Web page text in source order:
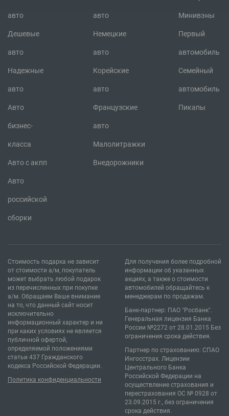
авто
Дешевые
авто
Надежные
авто
Авто
бизнес-
класса
Авто с акпп
Авто
российской
сборки
авто
Немецкие
авто
Корейские
авто
Французские
авто
Малолитражки
Внедорожники
Минивэны
Первый
автомобиль
Семейный
автомобиль
Пикапы
Стоимость подарка не зависит
от стоимости а/м, покупатель
может выбрать любой подарок
из перечисленных при покупке
а/м. Обращаем Ваше внимание
на то, что данный сайт носит
исключительно
информационный характер и ни
при каких условиях не является
публичной офертой,
определяемой положениями
статьи 437 Гражданского
кодекса Российской Федерации.
Политика конфиденциальности
Для получения более подробной
информации об указанных
акциях, а также о стоимости
автомобилей обращайтесь к
менеджерам по продажам.
Банк-партнер: ПАО "Росбанк".
Генеральная лицензия Банка
России №2272 от 28.01.2015 Без
ограничения срока действия.
Партнер по страхованию: СПАО
Ингосстрах. Лицензии
Центрального Банка
Российской Федерации на
осуществление страхования и
перестрахования ОС № 0928 от
23.09.2015 г., без ограничения
срока действия.